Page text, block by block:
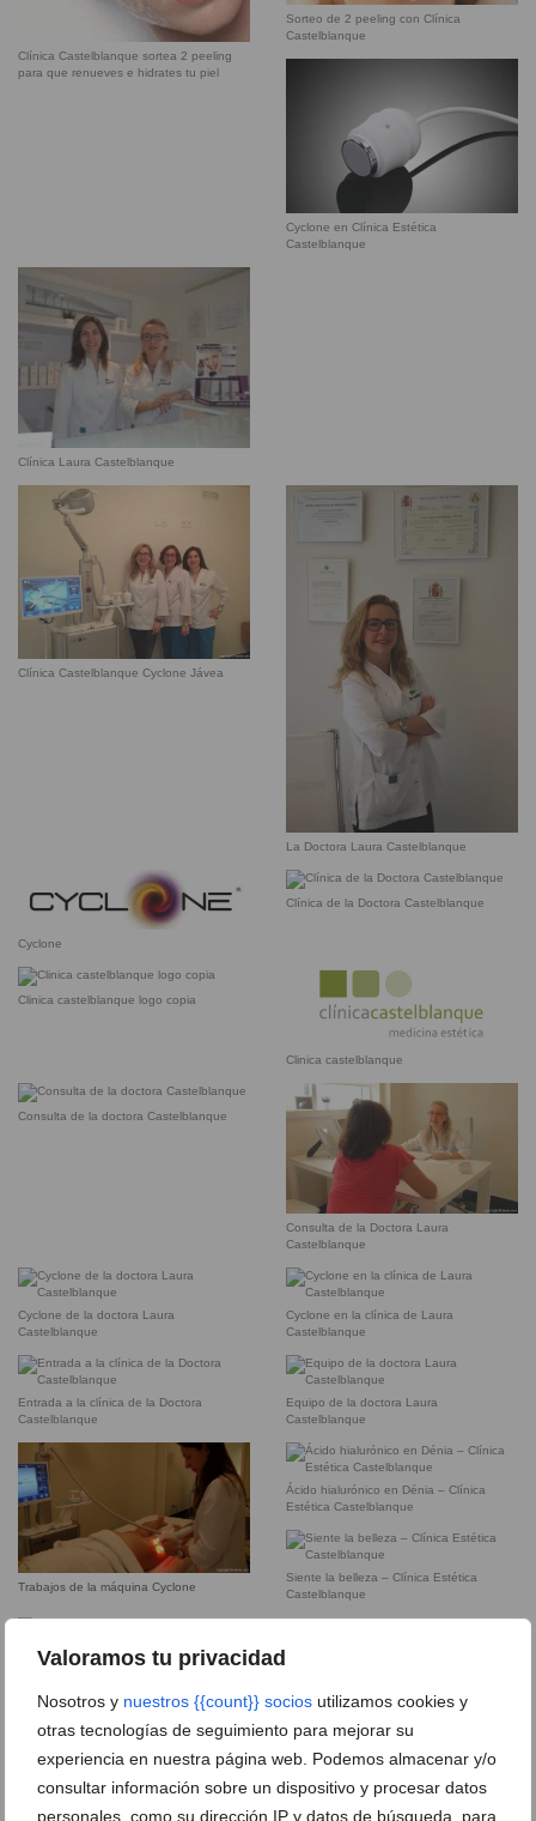
Valoramos tu privacidad
Nosotros y nuestros {{count}} socios utilizamos cookies y
otras tecnologías de seguimiento para mejorar su
experiencia en nuestra página web. Podemos almacenar y/o
consultar información sobre un dispositivo y procesar datos
personales, como su dirección IP y datos de búsqueda, para
Clínica Castelblanque sortea 2 peeling
para que renueves e hidrates tu piel
Sorteo de 2 peeling con Clínica
Castelblanque
Cyclone en Clínica Estética
Castelblanque
Clínica Laura Castelblanque
Clínica Castelblanque Cyclone Jávea
La Doctora Laura Castelblanque
Cyclone
Clínica de la Doctora Castelblanque
Clinica castelblanque logo copia
Clinica castelblanque
Consulta de la doctora Castelblanque
Consulta de la Doctora Laura
Castelblanque
Cyclone de la doctora Laura
Castelblanque
Cyclone en la clínica de Laura
Castelblanque
Entrada a la clínica de la Doctora
Castelblanque
Equipo de la doctora Laura
Castelblanque
Trabajos de la máquina Cyclone
Ácido hialurónico en Dénia – Clínica
Estética Castelblanque
Siente la belleza – Clínica Estética
Castelblanque
Dra Castelblanque Dénia – Clínica
Entrada Clínica Estética Castelblanque
Presoterapia en Dénia – Clínica Estética